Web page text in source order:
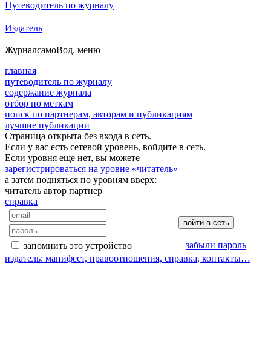
Путеводитель по журналу
Издатель
ЖурналсамоВод. меню
главная
путеводитель по журналу
содержание журнала
отбор по меткам
поиск по партнерам, авторам и публикациям
лучшие публикации
Страница открыта без входа в сеть.
Если у вас есть сетевой уровень, войдите в сеть.
Если уровня еще нет, вы можете
зарегистрироваться на уровне «читатель»
а затем подняться по уровням вверх:
читатель автор партнер
справка
запомнить это устройство
забыли пароль
издатель: манифест, правоотношения, справка, контакты…